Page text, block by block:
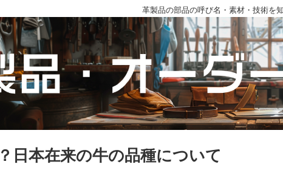
革製品の部品の呼び名・素材・技術を
日本在来の牛の品種について